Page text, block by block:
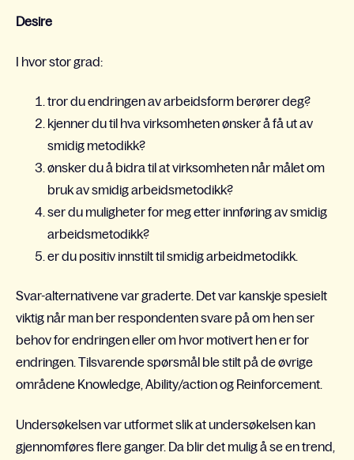
Desire
I hvor stor grad:
tror du endringen av arbeidsform berører deg?
kjenner du til hva virksomheten ønsker å få ut av
smidig metodikk?
ønsker du å bidra til at virksomheten når målet om
bruk av smidig arbeidsmetodikk?
ser du muligheter for meg etter innføring av smidig
arbeidsmetodikk?
er du positiv innstilt til smidig arbeidmetodikk.
Svar-alternativene var graderte. Det var kanskje spesielt
viktig når man ber respondenten svare på om hen ser
behov for endringen eller om hvor motivert hen er for
endringen. Tilsvarende spørsmål ble stilt på de øvrige
områdene Knowledge, Ability/action og Reinforcement.
Undersøkelsen var utformet slik at undersøkelsen kan
gjennomføres flere ganger. Da blir det mulig å se en trend,